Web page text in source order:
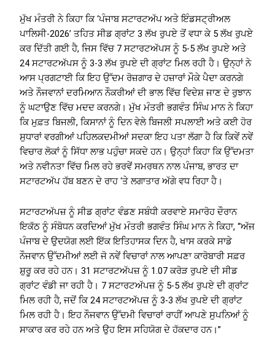
ਮੁੱਖ ਮੰਤਰੀ ਨੇ ਕਿਹਾ ਕਿ ‘ਪੰਜਾਬ ਸਟਾਰਟਅੱਪ ਅਤੇ ਇੰਡਸਟ੍ਰੀਅਲ
ਪਾਲਿਸੀ-2026’ ਤਹਿਤ ਸੀਡ ਗ੍ਰਾਂਟ 3 ਲੱਖ ਰੁਪਏ ਤੋਂ ਵਧਾ ਕੇ 5 ਲੱਖ ਰੁਪਏ
ਕਰ ਦਿੱਤੀ ਗਈ ਹੈ, ਜਿਸ ਵਿੱਚ 7 ਸਟਾਰਟਅੱਪਸ ਨੂੰ 5-5 ਲੱਖ ਰੁਪਏ ਅਤੇ
24 ਸਟਾਰਟਅੱਪਸ ਨੂੰ 3-3 ਲੱਖ ਰੁਪਏ ਦੀ ਗ੍ਰਾਂਟ ਮਿਲ ਰਹੀ ਹੈ। ਉਨ੍ਹਾਂ ਨੇ
ਆਸ ਪ੍ਰਗਟਾਈ ਕਿ ਇਹ ਉੱਦਮ ਰੋਜ਼ਗਾਰ ਦੇ ਹਜ਼ਾਰਾਂ ਮੌਕੇ ਪੈਦਾ ਕਰਨਗੇ
ਅਤੇ ਨੌਜਵਾਨਾਂ ਦਰਮਿਆਨ ਨੌਕਰੀਆਂ ਦੀ ਭਾਲ ਵਿੱਚ ਵਿਦੇਸ਼ ਜਾਣ ਦੇ ਰੁਝਾਨ
ਨੂੰ ਘਟਾਉਣ ਵਿੱਚ ਮਦਦ ਕਰਨਗੇ। ਮੁੱਖ ਮੰਤਰੀ ਭਗਵੰਤ ਸਿੰਘ ਮਾਨ ਨੇ ਕਿਹਾ
ਕਿ ਮੁਫ਼ਤ ਬਿਜਲੀ, ਕਿਸਾਨਾਂ ਨੂੰ ਦਿਨ ਵੇਲੇ ਬਿਜਲੀ ਸਪਲਾਈ ਅਤੇ ਕਈ ਹੋਰ
ਸੁਧਾਰਾਂ ਵਰਗੀਆਂ ਪਹਿਲਕਦਮੀਆਂ ਸਦਕਾ ਇਹ ਪਤਾ ਲੱਗਾ ਹੈ ਕਿ ਕਿਵੇਂ ਨਵੇਂ
ਵਿਚਾਰ ਲੋਕਾਂ ਨੂੰ ਸਿੱਧਾ ਲਾਭ ਪਹੁੰਚਾ ਸਕਦੇ ਹਨ। ਉਨ੍ਹਾਂ ਕਿਹਾ ਕਿ ਉੱਦਮਤਾ
ਅਤੇ ਨਵੀਨਤਾ ਵਿੱਚ ਮਿਲ ਰਹੇ ਭਰਵੇਂ ਸਮਰਥਨ ਨਾਲ ਪੰਜਾਬ, ਭਾਰਤ ਦਾ
ਸਟਾਰਟਅੱਪ ਹੱਬ ਬਣਨ ਦੇ ਰਾਹ ‘ਤੇ ਲਗਾਤਾਰ ਅੱਗੇ ਵਧ ਰਿਹਾ ਹੈ।
ਸਟਾਰਟਅੱਪਜ਼ ਨੂੰ ਸੀਡ ਗ੍ਰਾਂਟ ਵੰਡਣ ਸਬੰਧੀ ਕਰਵਾਏ ਸਮਾਰੋਹ ਦੌਰਾਨ
ਇਕੱਠ ਨੂੰ ਸੰਬੋਧਨ ਕਰਦਿਆਂ ਮੁੱਖ ਮੰਤਰੀ ਭਗਵੰਤ ਸਿੰਘ ਮਾਨ ਨੇ ਕਿਹਾ, “ਅੱਜ
ਪੰਜਾਬ ਦੇ ਉਦਯੋਗ ਲਈ ਇੱਕ ਇਤਿਹਾਸਕ ਦਿਨ ਹੈ, ਖਾਸ ਕਰਕੇ ਸਾਡੇ
ਨੌਜਵਾਨ ਉੱਦਮੀਆਂ ਲਈ ਜੋ ਨਵੇਂ ਵਿਚਾਰਾਂ ਨਾਲ ਆਪਣਾ ਕਾਰੋਬਾਰੀ ਸਫ਼ਰ
ਸ਼ੁਰੂ ਕਰ ਰਹੇ ਹਨ। 31 ਸਟਾਰਟਅੱਪਜ਼ ਨੂੰ 1.07 ਕਰੋੜ ਰੁਪਏ ਦੀ ਸੀਡ
ਗ੍ਰਾਂਟ ਵੰਡੀ ਜਾ ਰਹੀ ਹੈ। 7 ਸਟਾਰਟਅੱਪਜ਼ ਨੂੰ 5-5 ਲੱਖ ਰੁਪਏ ਦੀ ਗ੍ਰਾਂਟ
ਮਿਲ ਰਹੀ ਹੈ, ਜਦੋਂ ਕਿ 24 ਸਟਾਰਟਅੱਪਜ਼ ਨੂੰ 3-3 ਲੱਖ ਰੁਪਏ ਦੀ ਗ੍ਰਾਂਟ
ਮਿਲ ਰਹੀ ਹੈ। ਇਹ ਨੌਜਵਾਨ ਉੱਦਮੀ ਵਿਚਾਰਾਂ ਰਾਹੀਂ ਆਪਣੇ ਸੁਪਨਿਆਂ ਨੂੰ
ਸਾਕਾਰ ਕਰ ਰਹੇ ਹਨ ਅਤੇ ਉਹ ਇਸ ਸਹਿਯੋਗ ਦੇ ਹੱਕਦਾਰ ਹਨ।”